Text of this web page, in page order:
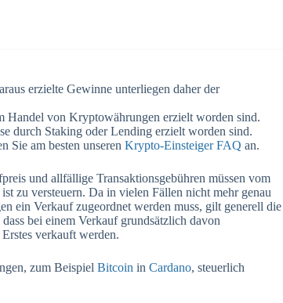
erzielte Gewinne unterliegen daher der
Handel von Kryptowährungen erzielt worden sind.
durch Staking oder Lending erzielt worden sind.
Sie am besten unseren Krypto-Einsteiger FAQ an.
und allfällige Transaktionsgebühren müssen vom
zu versteuern. Da in vielen Fällen nicht mehr genau
ein Verkauf zugeordnet werden muss, gilt generell die
bei einem Verkauf grundsätzlich davon
verkauft werden.
zum Beispiel Bitcoin in Cardano, steuerlich